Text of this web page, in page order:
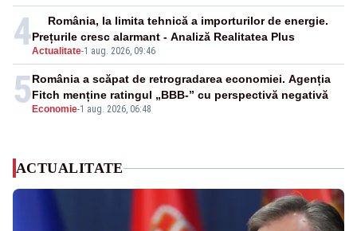
4Actualitate-1 aug. 2026, 09:46
România, la limita tehnică a importurilor de energie.
Prețurile cresc alarmant - Analiză Realitatea Plus
5 Economie-1 aug. 2026, 06:48
România a scăpat de retrogradarea economiei. Agenția
Fitch menține ratingul „BBB-” cu perspectivă negativă
ACTUALITATE